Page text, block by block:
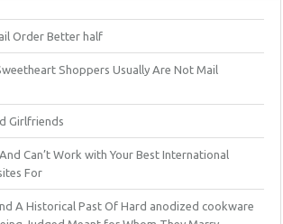
Order Better half
Shoppers Usually Are Not Mail
Girlfriends
Can’t Work with Your Best International
For
A Historical Past Of Hard anodized cookware